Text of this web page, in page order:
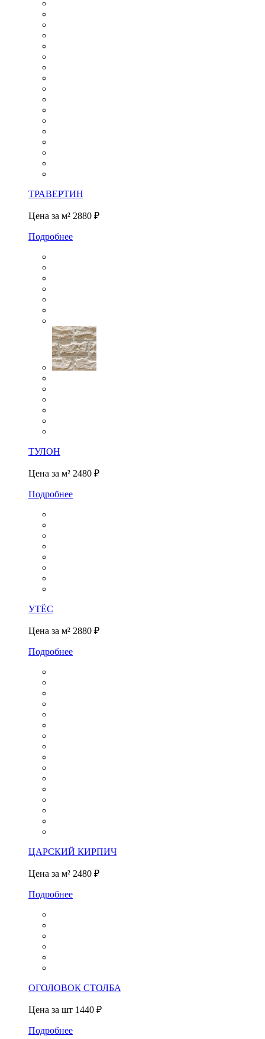
ТРАВЕРТИН
Цена за м² 2880 ₽
Подробнее
ТУЛОН
Цена за м² 2480 ₽
Подробнее
УТЁС
Цена за м² 2880 ₽
Подробнее
ЦАРСКИЙ КИРПИЧ
Цена за м² 2480 ₽
Подробнее
ОГОЛОВОК СТОЛБА
Цена за шт 1440 ₽
Подробнее